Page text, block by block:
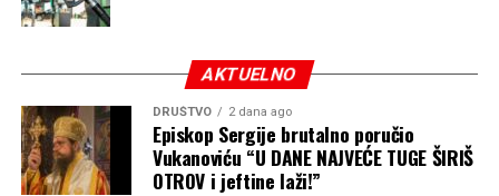
AKTUELNO
DRUŠTVO 2 dana ago
Episkop Sergije brutalno poručio
Vukanoviću “U DANE NAJVEĆE TUGE ŠIRIŠ
OTROV i jeftine laži!”